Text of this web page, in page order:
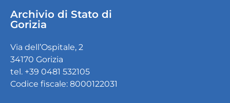
Archivio di Stato di
Gorizia
Via dell’Ospitale, 2
34170 Gorizia
tel. +39 0481 532105
Codice fiscale: 8000122031